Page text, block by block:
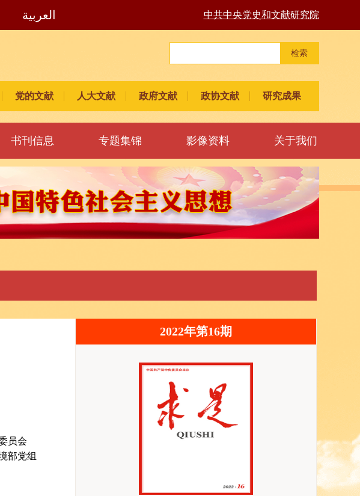
العربية 中共中央党史和文献研究院
检索
党的文献 人大文献 政府文献 政协文献 研究成果
书刊信息 专题集锦 影像资料 关于我们
员会
部党组
2022年第16期